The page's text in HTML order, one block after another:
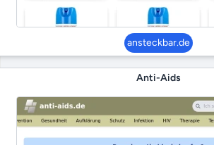
ansteckbar.de
Anti-Aids